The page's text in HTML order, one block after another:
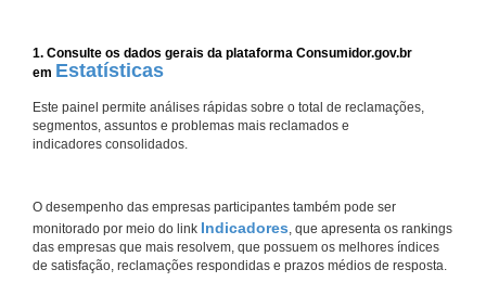
1. Consulte os dados gerais da plataforma Consumidor.gov.br
em Estatísticas
Este painel permite análises rápidas sobre o total de reclamações,
segmentos, assuntos e problemas mais reclamados e
indicadores consolidados.
O desempenho das empresas participantes também pode ser
monitorado por meio do link Indicadores, que apresenta os rankings
das empresas que mais resolvem, que possuem os melhores índices
de satisfação, reclamações respondidas e prazos médios de resposta.